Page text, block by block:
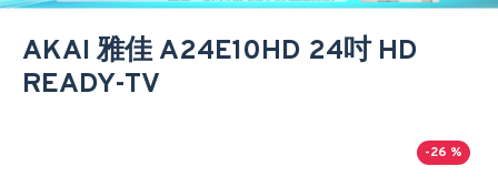
AKAI 雅佳 A24E10HD 24吋 HD
READY-TV
-26 %